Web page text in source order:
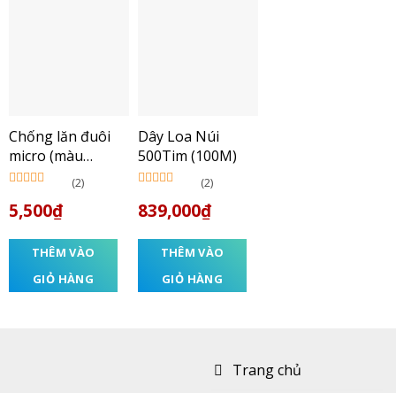
Chống lăn đuôi
micro (màu
ngẫu nhiên)
hạng5.005
sao
(2)
5,500₫
THÊM VÀO
GIỎ HÀNG
Dây Loa Núi
500Tim (100M)
hạng 5.005
sao
(2)
839,000₫
THÊM VÀO
GIỎ HÀNG
Trang chủ